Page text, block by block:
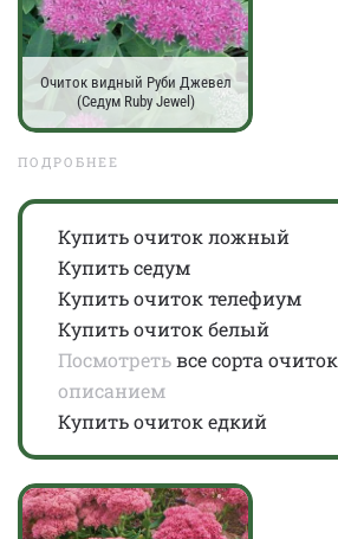
Очиток видный Руби Джевел
(Седум Ruby Jewel)
ПОДРОБНЕЕ
Купить очиток ложный
Купить седум
Купить очиток телефиум
Купить очиток белый
Посмотретьвсе сорта очиток
описанием
Купить очиток едкий